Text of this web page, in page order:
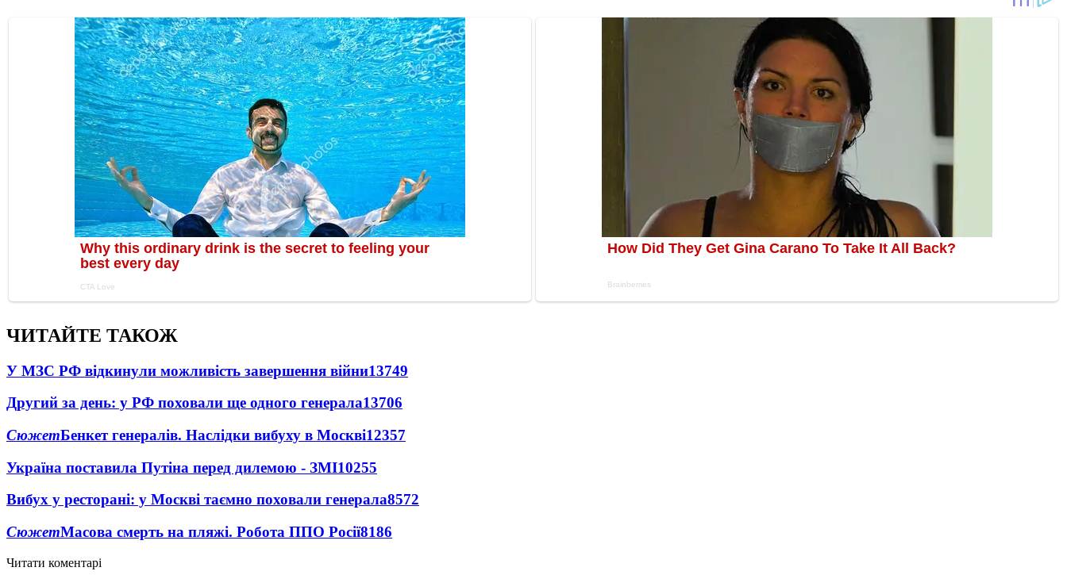
ЧИТАЙТЕ ТАКОЖ
У МЗС РФ відкинули можливість завершення війни13749
Другий за день: у РФ поховали ще одного генерала13706
СюжетБенкет генералів. Наслідки вибуху в Москві12357
Україна поставила Путіна перед дилемою - ЗМІ10255
Вибух у ресторані: у Москві таємно поховали генерала8572
СюжетМасова смерть на пляжі. Робота ППО Росії8186
Читати коментарі